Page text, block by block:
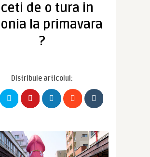
de o tura in
la primavara
?
Distribuie articolul: